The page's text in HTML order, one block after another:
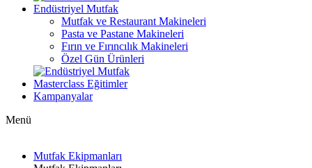
Endüstriyel Mutfak
Mutfak ve Restaurant Makineleri
Pasta ve Pastane Makineleri
Fırın ve Fırıncılık Makineleri
Özel Gün Ürünleri
Masterclass Eğitimler
Kampanyalar
Menü
Mutfak Ekipmanları